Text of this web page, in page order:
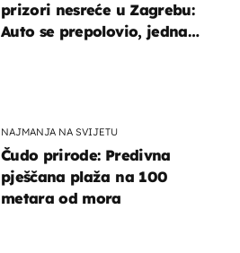
prizori nesreće u Zagrebu:
Auto se prepolovio, jedna
NAJMANJA NA SVIJETU
Čudo prirode: Predivna
pješčana plaža na 100
metara od mora